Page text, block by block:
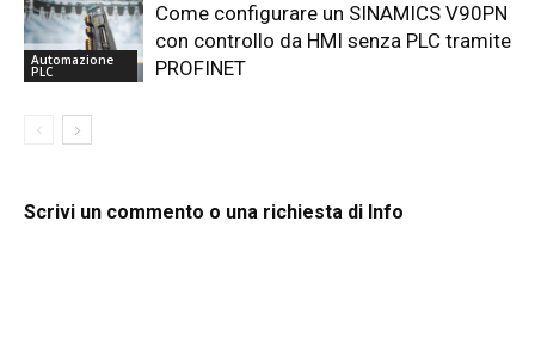
Automazione
PLC
Come configurare un SINAMICS V90PN
con controllo da HMI senza PLC tramite
PROFINET
Scrivi un commento o una richiesta di Info